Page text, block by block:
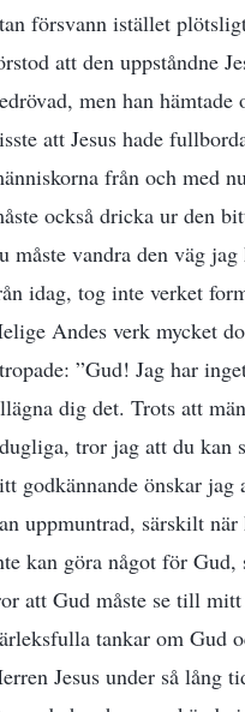
försvann istället
att den uppståndne
men han
att Jesus hade
från och med
också dricka ur den
måste vandra den väg
idag, tog inte verket
Andes verk mycket
”Gud! Jag har
dig det. Trots att
tror jag att du kan
godkännande önskar
uppmuntrad, särskilt
kan göra något för
att Gud måste se till
tankar om Gud
Jesus under så lång